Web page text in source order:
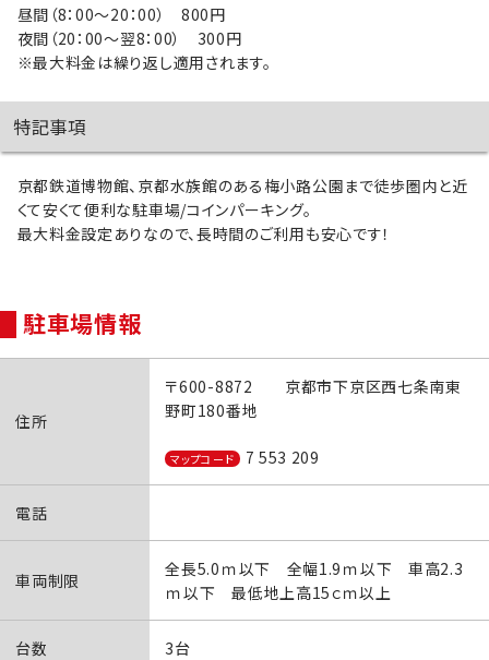
昼間（8：00～20：00） 800円
夜間（20：00～翌8：00） 300円
※最大料金は繰り返し適用されます。
特記事項
京都鉄道博物館、京都水族館のある梅小路公園まで徒歩圏内と近
くて安くて便利な駐車場/コインパーキング。
最大料金設定ありなので、長時間のご利用も安心です！
駐車場情報
住所
〒600-8872 京都市下京区西七条南東
野町180番地
マップコード 7 553 209
電話
車両制限
全長5.0ｍ以下 全幅1.9ｍ以下 車高2.3
ｍ以下 最低地上高15ｃｍ以上
台数 3台